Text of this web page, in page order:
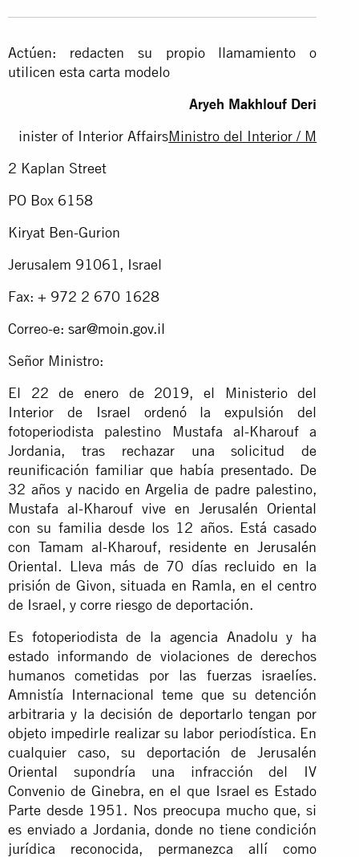
Actúen: redacten su propio llamamiento o
utilicen esta carta modelo
Aryeh Makhlouf Deri
Ministro del Interior / M
inister of Interior Affairs
2 Kaplan Street
PO Box 6158
Kiryat Ben-Gurion
Jerusalem 91061, Israel
Fax: + 972 2 670 1628
Correo-e: sar@moin.gov.il
Señor Ministro:
El 22 de enero de 2019, el Ministerio del
Interior de Israel ordenó la expulsión del
fotoperiodista palestino Mustafa al-Kharouf a
Jordania, tras rechazar una solicitud de
reunificación familiar que había presentado. De
32 años y nacido en Argelia de padre palestino,
Mustafa al-Kharouf vive en Jerusalén Oriental
con su familia desde los 12 años. Está casado
con Tamam al-Kharouf, residente en Jerusalén
Oriental. Lleva más de 70 días recluido en la
prisión de Givon, situada en Ramla, en el centro
de Israel, y corre riesgo de deportación.
Es fotoperiodista de la agencia Anadolu y ha
estado informando de violaciones de derechos
humanos cometidas por las fuerzas israelíes.
Amnistía Internacional teme que su detención
arbitraria y la decisión de deportarlo tengan por
objeto impedirle realizar su labor periodística. En
cualquier caso, su deportación de Jerusalén
Oriental supondría una infracción del IV
Convenio de Ginebra, en el que Israel es Estado
Parte desde 1951. Nos preocupa mucho que, si
es enviado a Jordania, donde no tiene condición
jurídica reconocida, permanezca allí como